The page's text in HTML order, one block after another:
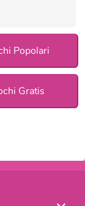
Popolari
Gratis